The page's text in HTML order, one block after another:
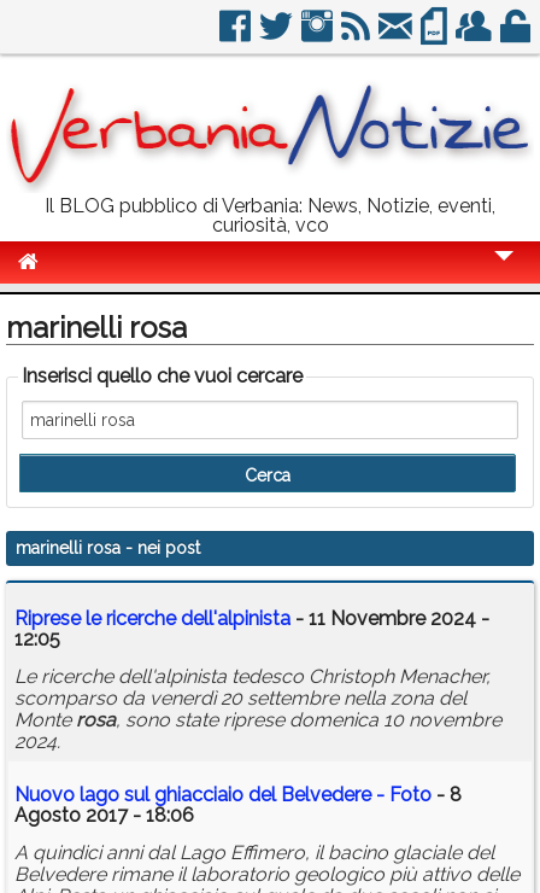
Il BLOG pubblico di Verbania: News, Notizie, eventi,
curiosità, vco
Politica
Sport
Eventi
Info Utili
Rubriche
Calendario
Annunci
marinelli rosa
Inserisci quello che vuoi cercare
marinelli rosa - nei post
Riprese le ricerche dell'alpinista - 11 Novembre 2024 -
12:05
Le ricerche dell'alpinista tedesco Christoph Menacher,
scomparso da venerdì 20 settembre nella zona del
Monte rosa, sono state riprese domenica 10 novembre
2024.
Nuovo lago sul ghiacciaio del Belvedere - Foto - 8
Agosto 2017 - 18:06
A quindici anni dal Lago Effimero, il bacino glaciale del
Belvedere rimane il laboratorio geologico più attivo delle